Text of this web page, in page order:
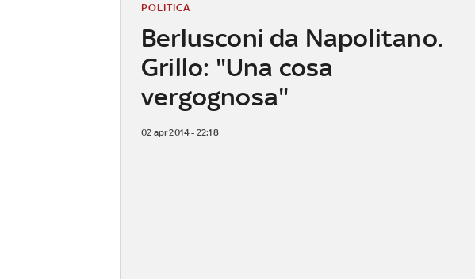
Berlusconi da Napolitano.
Grillo: "Una cosa
vergognosa"
POLITICA
02 apr 2014 - 22:18